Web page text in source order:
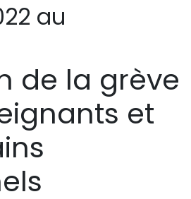
au
de la grève
et